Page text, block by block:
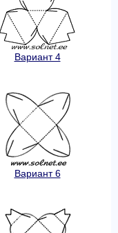
Вариант 4
Вариант 6